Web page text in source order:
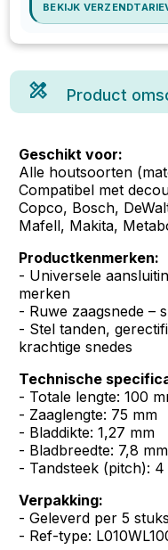
BEKIJK
Product
Geschikt voor:
Alle houtsoorten
Compatibel met
Copco, Bosch,
Mafell, Makita,
Productkenmerken:
- Universele
merken
- Ruwe zaagsnede –
- Stel tanden,
krachtige snedes
Technische
- Totale lengte: 100
- Zaaglengte: 75 mm
- Bladdikte: 1,27 mm
- Bladbreedte: 7,8 mm
- Tandsteek (pitch): 4
Verpakking:
- Geleverd per 5 stuks
- Ref-type: